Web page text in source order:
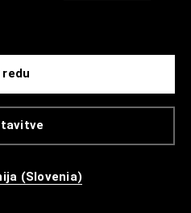
redu
(Slovenia)